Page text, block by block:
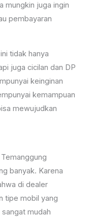
mungkin juga ingin
pembayaran
tidak hanya
juga cicilan dan DP
keinginan
kemampuan
mewujudkan
banyak. Karena
di dealer
tipe mobil yang
mudah